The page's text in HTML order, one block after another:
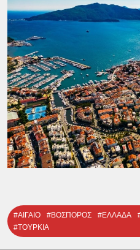
#ΑΙΓΑΙΟ #ΒΟΣΠΟΡΟΣ #ΕΛΛΑΔΑ
#ΤΟΥΡΚΙΑ